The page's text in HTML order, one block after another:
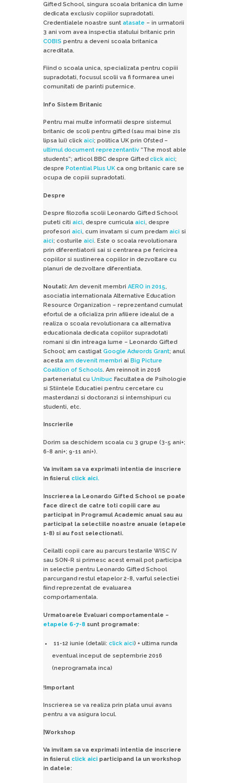
Gifted School, singura scoala britanica din lume
dedicata exclusiv copiilor supradotati.
Credentialele noastre sunt atasate – in urmatorii
3 ani vom avea inspectia statului britanic prin
COBIS pentru a deveni scoala britanica
acreditata.
Fiind o scoala unica, specializata pentru copiii
supradotati, focusul scolii va fi formarea unei
comunitati de parinti puternice.
Info Sistem Britanic
Pentru mai multe informatii despre sistemul
britanic de scoli pentru gifted (sau mai bine zis
lipsa lui) click aici; politica UK prin Ofsted –
ultimul document reprezentantiv “The most able
students”; articol BBC despre Gifted click aici;
despre Potential Plus UK ca ong britanic care se
ocupa de copiii supradotati.
Despre
Despre filozofia scolii Leonardo Gifted School
puteti citi aici, despre curricula aici, despre
profesori aici, cum invatam si cum predam aici si
aici; costurile aici. Este o scoala revolutionara
prin diferentiatorii sai si centrarea pe fericirea
copiilor si sustinerea copiilor in dezvoltare cu
planuri de dezvoltare diferentiata.
Noutati: Am devenit membri AERO in 2015,
asociatia internationala Alternative Education
Resource Organization – reprezentand cumulat
efortul de a oficializa prin afiliere idealul de a
realiza o scoala revolutionara ca alternativa
educationala dedicata copiilor supradotati
romani si din intreaga lume – Leonardo Gifted
School; am castigat Google Adwords Grant; anul
acesta am devenit membri ai Big Picture
Coalition of Schools. Am reinnoit in 2016
parteneriatul cu Unibuc Facultatea de Psihologie
si Stiintele Educatiei pentru cercetare cu
masterdanzi si doctoranzi si internshipuri cu
studenti, etc.
Inscrierile
Dorim sa deschidem scoala cu 3 grupe (3-5 ani+;
6-8 ani+; 9-11 ani+).
Va invitam sa va exprimati intentia de inscriere
in fisierul click aici.
Inscrierea la Leonardo Gifted School se poate
face direct de catre toti copiii care au
participat in Programul Academic anual sau au
participat la selectiile noastre anuale (etapele
1-8) si au fost selectionati.
Ceilalti copii care au parcurs testarile WISC IV
sau SON-R si primesc acest email pot participa
in selectie pentru Leonardo Gifted School
parcurgand restul etapelor 2-8, varful selectiei
fiind reprezentat de evaluarea
comportamentala.
Urmatoarele Evaluari comportamentale –
etapele 6-7-8 sunt programate:
11-12 iunie (detalii: click aici) + ultima runda
eventual inceput de septembrie 2016
(neprogramata inca)
!Important
Inscrierea se va realiza prin plata unui avans
pentru a va asigura locul.
|Workshop
Va invitam sa va exprimati intentia de inscriere
in fisierul click aici participand la un workshop
in datele: